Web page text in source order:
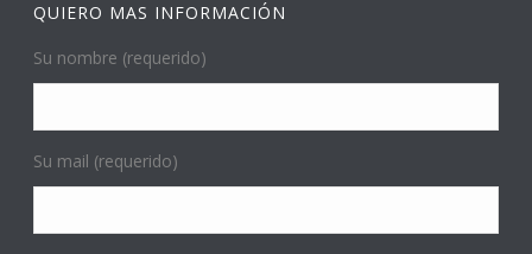
QUIERO MAS INFORMACIÓN
Su nombre (requerido)
Su mail (requerido)